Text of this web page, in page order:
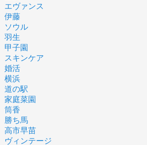
エヴァンス
伊藤
ソウル
羽生
甲子園
スキンケア
婚活
横浜
道の駅
家庭菜園
筒香
勝ち馬
高市早苗
ヴィンテージ